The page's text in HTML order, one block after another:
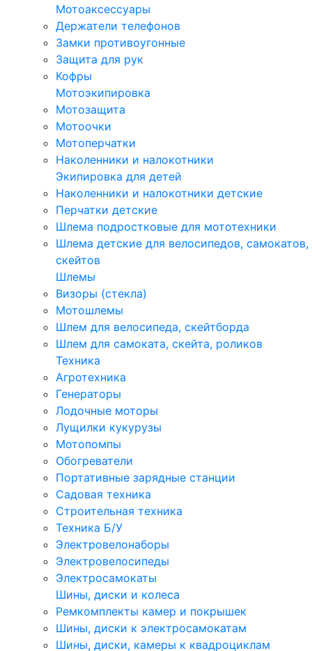
Мотоаксессуары
Держатели телефонов
Замки противоугонные
Защита для рук
Кофры
Мотоэкипировка
Мотозащита
Мотоочки
Мотоперчатки
Наколенники и налокотники
Экипировка для детей
Наколенники и налокотники детские
Перчатки детские
Шлема подростковые для мототехники
Шлема детские для велосипедов, самокатов,
скейтов
Шлемы
Визоры (стекла)
Мотошлемы
Шлем для велосипеда, скейтборда
Шлем для самоката, скейта, роликов
Техника
Агротехника
Генераторы
Лодочные моторы
Лущилки кукурузы
Мотопомпы
Обогреватели
Портативные зарядные станции
Садовая техника
Строительная техника
Техника Б/У
Электровелонаборы
Электровелосипеды
Электросамокаты
Шины, диски и колеса
Ремкомплекты камер и покрышек
Шины, диски к электросамокатам
Шины, диски, камеры к квадроциклам